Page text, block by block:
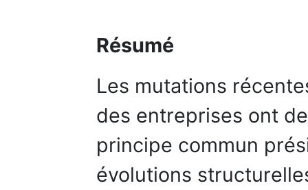
Résumé
Les mutations
des entreprises ont
principe commun
évolutions